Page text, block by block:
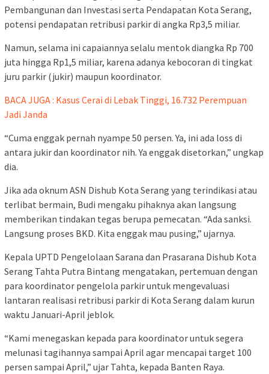
Pembangunan dan Investasi serta Pendapatan Kota Serang,
potensi pendapatan retribusi parkir di angka Rp3,5 miliar.
‎Namun, selama ini capaiannya selalu mentok diangka Rp 700
juta hingga Rp1,5 miliar, karena adanya kebocoran di tingkat
juru parkir (jukir) maupun koordinator.
BACA JUGA : Kasus Cerai di Lebak Tinggi, 16.732 Perempuan
Jadi Janda
“Cuma enggak pernah nyampe 50 persen. Ya, ini ada loss di
antara jukir dan koordinator nih. Ya enggak disetorkan,” ungkap
dia.
Jika ada oknum ASN Dishub Kota Serang yang terindikasi atau
terlibat bermain, Budi mengaku pihaknya akan langsung
memberikan tindakan tegas berupa pemecatan. “Ada sanksi.
Langsung proses BKD. Kita enggak mau pusing,” ujarnya.
Kepala UPTD Pengelolaan Sarana dan Prasarana Dishub Kota
Serang Tahta Putra Bintang mengatakan, pertemuan dengan
para koordinator pengelola parkir untuk mengevaluasi
lantaran realisasi retribusi parkir di Kota Serang dalam kurun
waktu Januari-April jeblok.
“Kami menegaskan kepada para koordinator untuk segera
melunasi tagihannya sampai April agar mencapai target 100
persen sampai April,” ujar Tahta, kepada Banten Raya.